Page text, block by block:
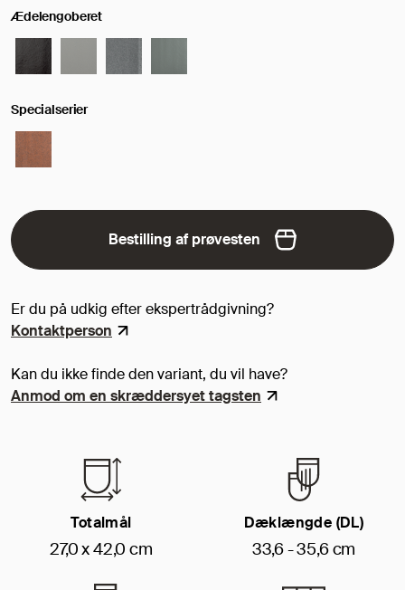
Ædelengoberet
Specialserier
Bestilling af prøvesten
Er du på udkig efter ekspertrådgivning?
Kontaktperson
Kan du ikke finde den variant, du vil have?
Anmod om en skræddersyet tagsten
Totalmål
27,0 x 42,0 cm
Dæklængde (DL)
33,6 - 35,6 cm